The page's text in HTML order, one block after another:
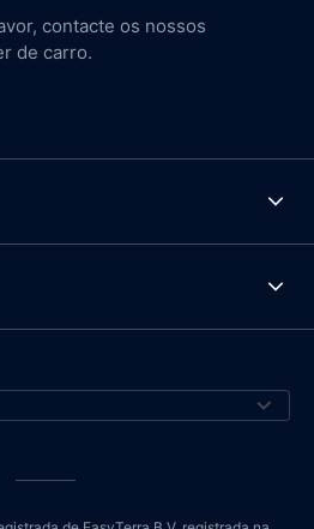
contacte os nossos
de carro.